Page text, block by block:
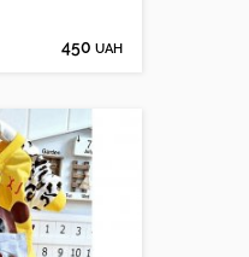
450 UAH